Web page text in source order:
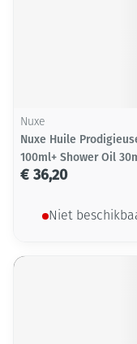
Nuxe
Nuxe Huile
100ml+ Shower Oil
€ 36,20
Niet